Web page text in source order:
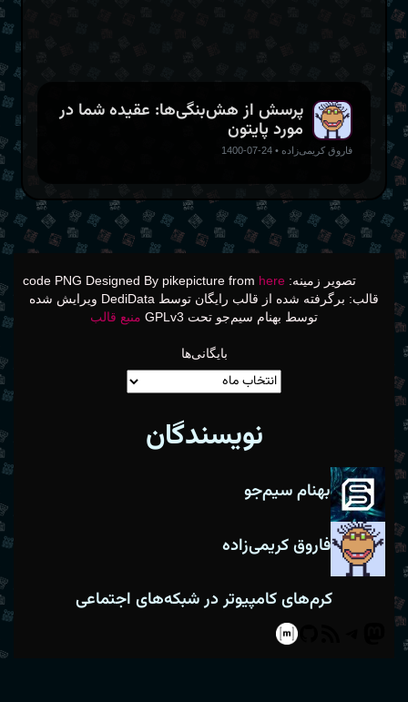
پرسش از هش‌بنگی‌ها:‌ عقیده شما در
مورد پایتون
فاروق کریمی‌زاده •
24-07-1400
تصویر زمینه: code PNG Designed By pikepicture from here
قالب: برگرفته شده از قالب رایگان توسط DediData ویرایش شده
توسط بهنام سیم‌جو تحت GPLv3
منبع قالب
بایگانی‌ها
نویسندگان
بهنام سیم‌جو
فاروق کریمی‌زاده
کرم‌های کامپیوتر در شبکه‌های اجتماعی
Telegram
RSS
Feed
GitHub
Matrix